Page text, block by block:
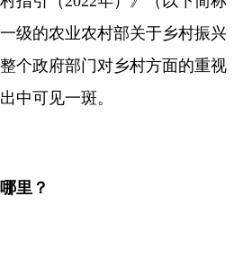
级的农业农村部关于乡村振兴
个政府部门对乡村方面的重视
中可见一斑。
里？